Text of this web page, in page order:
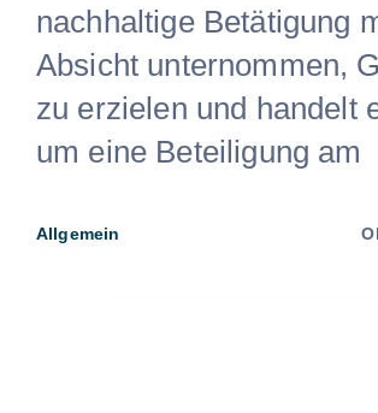
nachhaltige Betätigung
Absicht unternommen,
zu erzielen und handelt
um eine Beteiligung am
Allgemein